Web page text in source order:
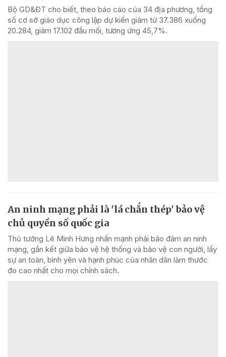
Bộ GD&ĐT cho biết, theo báo cáo của 34 địa phương, tổng
số cơ sở giáo dục công lập dự kiến giảm từ 37.386 xuống
20.284, giảm 17.102 đầu mối, tương ứng 45,7%.
An ninh mạng phải là 'lá chắn thép' bảo vệ
chủ quyền số quốc gia
Thủ tướng Lê Minh Hưng nhấn mạnh phải bảo đảm an ninh
mạng, gắn kết giữa bảo vệ hệ thống và bảo vệ con người, lấy
sự an toàn, bình yên và hạnh phúc của nhân dân làm thước
đo cao nhất cho mọi chính sách.